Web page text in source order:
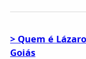
> Quem é
Goiás